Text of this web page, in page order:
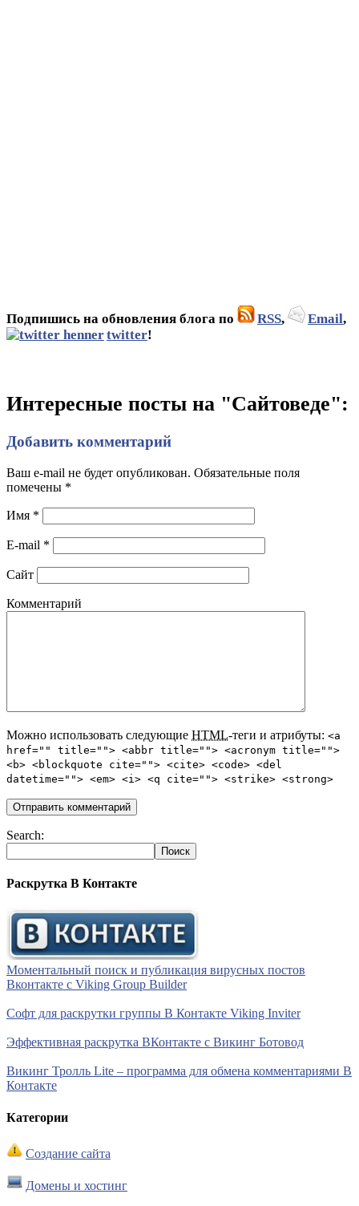
Подпишись на обновления блога по RSS, Email,
twitter!
Интересные посты на "Сайтоведе":
Добавить комментарий
Ваш e-mail не будет опубликован. Обязательные поля
помечены *
Имя *
E-mail *
Сайт
Комментарий
Можно использовать следующие HTML-теги и атрибуты: <a
href="" title=""> <abbr title=""> <acronym title="">
<b> <blockquote cite=""> <cite> <code> <del
datetime=""> <em> <i> <q cite=""> <strike> <strong>
Search:
Раскрутка В Контакте
Моментальный поиск и публикация вирусных постов
Вконтакте с Viking Group Builder
Софт для раскрутки группы В Контакте Viking Inviter
Эффективная раскрутка ВКонтакте с Викинг Ботовод
Викинг Тролль Lite – программа для обмена комментариями В
Контакте
Категории
Создание сайта
Домены и хостинг